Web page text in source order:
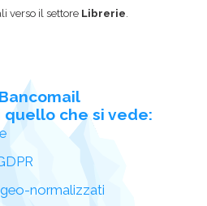
verso il settore Librerie
che si vede:
normalizzati